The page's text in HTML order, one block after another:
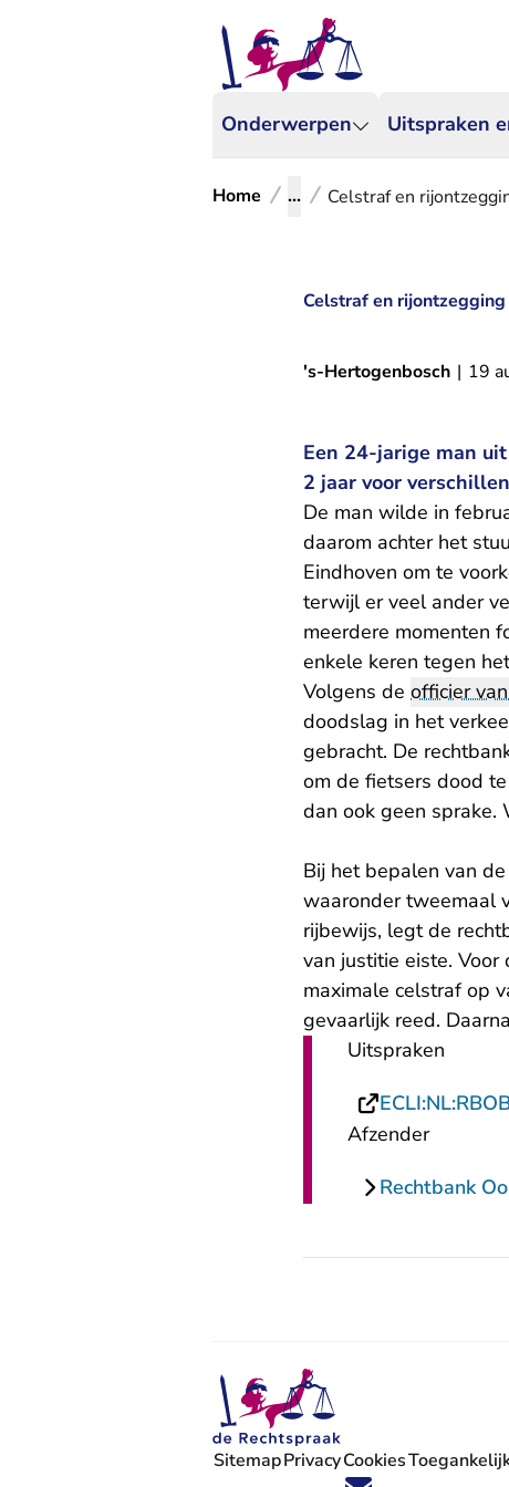
Onderwerpen Uitspraken
Home ... Celstraf en
Celstraf en
's-Hertogenbosch | 19
Een 24-jarige man
2 jaar voor
De man wilde in
daarom achter het
Eindhoven om te
terwijl er veel ander
meerdere momenten
enkele keren tegen
Volgens de officier
doodslag in het
gebracht. De
om de fietsers dood
dan ook geen sprake.
Bij het bepalen van
waaronder tweemaal
rijbewijs, legt de
van justitie eiste.
maximale celstraf op
gevaarlijk reed.
Uitspraken
Afzender
Rechtbank
SitemapPrivacyCookies